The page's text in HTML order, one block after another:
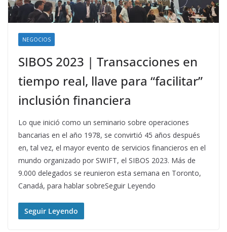
NEGOCIOS
SIBOS 2023 | Transacciones en
tiempo real, llave para “facilitar”
inclusión financiera
Lo que inició como un seminario sobre operaciones
bancarias en el año 1978, se convirtió 45 años después
en, tal vez, el mayor evento de servicios financieros en el
mundo organizado por SWIFT, el SIBOS 2023. Más de
9.000 delegados se reunieron esta semana en Toronto,
Canadá, para hablar sobreSeguir Leyendo
Seguir Leyendo